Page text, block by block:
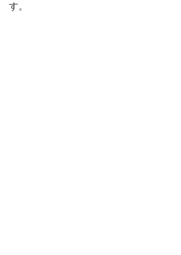
す。